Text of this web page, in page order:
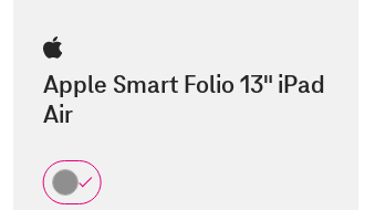
Apple Smart Folio 13" iPad
Air